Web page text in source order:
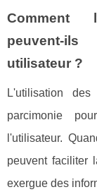
Comment
peuvent-
utilisateur ?
L'utilisation
parcimonie
l'utilisateur.
peuvent faciliter
exergue des